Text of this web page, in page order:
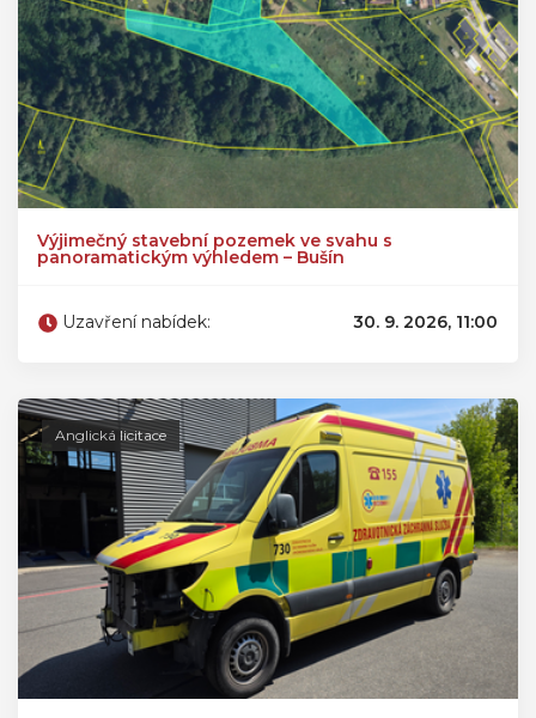
Výjimečný stavební pozemek ve svahu s
panoramatickým výhledem – Bušín
Uzavření nabídek: 30. 9. 2026, 11:00
Anglická licitace